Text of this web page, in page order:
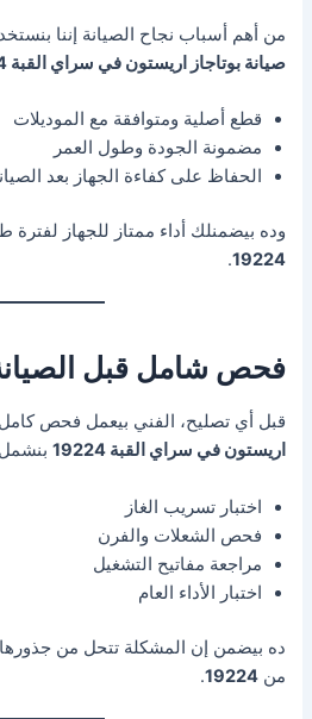
من أهم أسباب نجاح الصيانة إننا
صيانة بوتاجاز اريستون في سراي القبة 19224
قطع أصلية ومتوافقة مع الموديلات
مضمونة الجودة وطول العمر
الحفاظ على كفاءة الجهاز بعد
وده بيضمنلك أداء ممتاز للجهاز
19224
.
فحص شامل قبل
قبل أي تصليح، الفني بيعمل فحص
اريستون في سراي القبة 19224
اختبار تسريب الغاز
فحص الشعلات والفرن
مراجعة مفاتيح التشغيل
اختبار الأداء العام
ده بيضمن إن المشكلة تتحل من
من19224
.